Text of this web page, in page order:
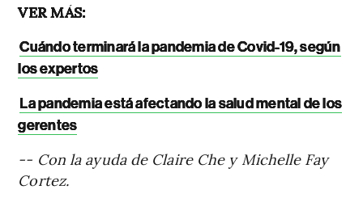
VER MÁS:
Cuándo terminará la pandemia de Covid-19, según
los expertos
La pandemia está afectando la salud mental de los
gerentes
-- Con la ayuda de Claire Che y Michelle Fay
Cortez.